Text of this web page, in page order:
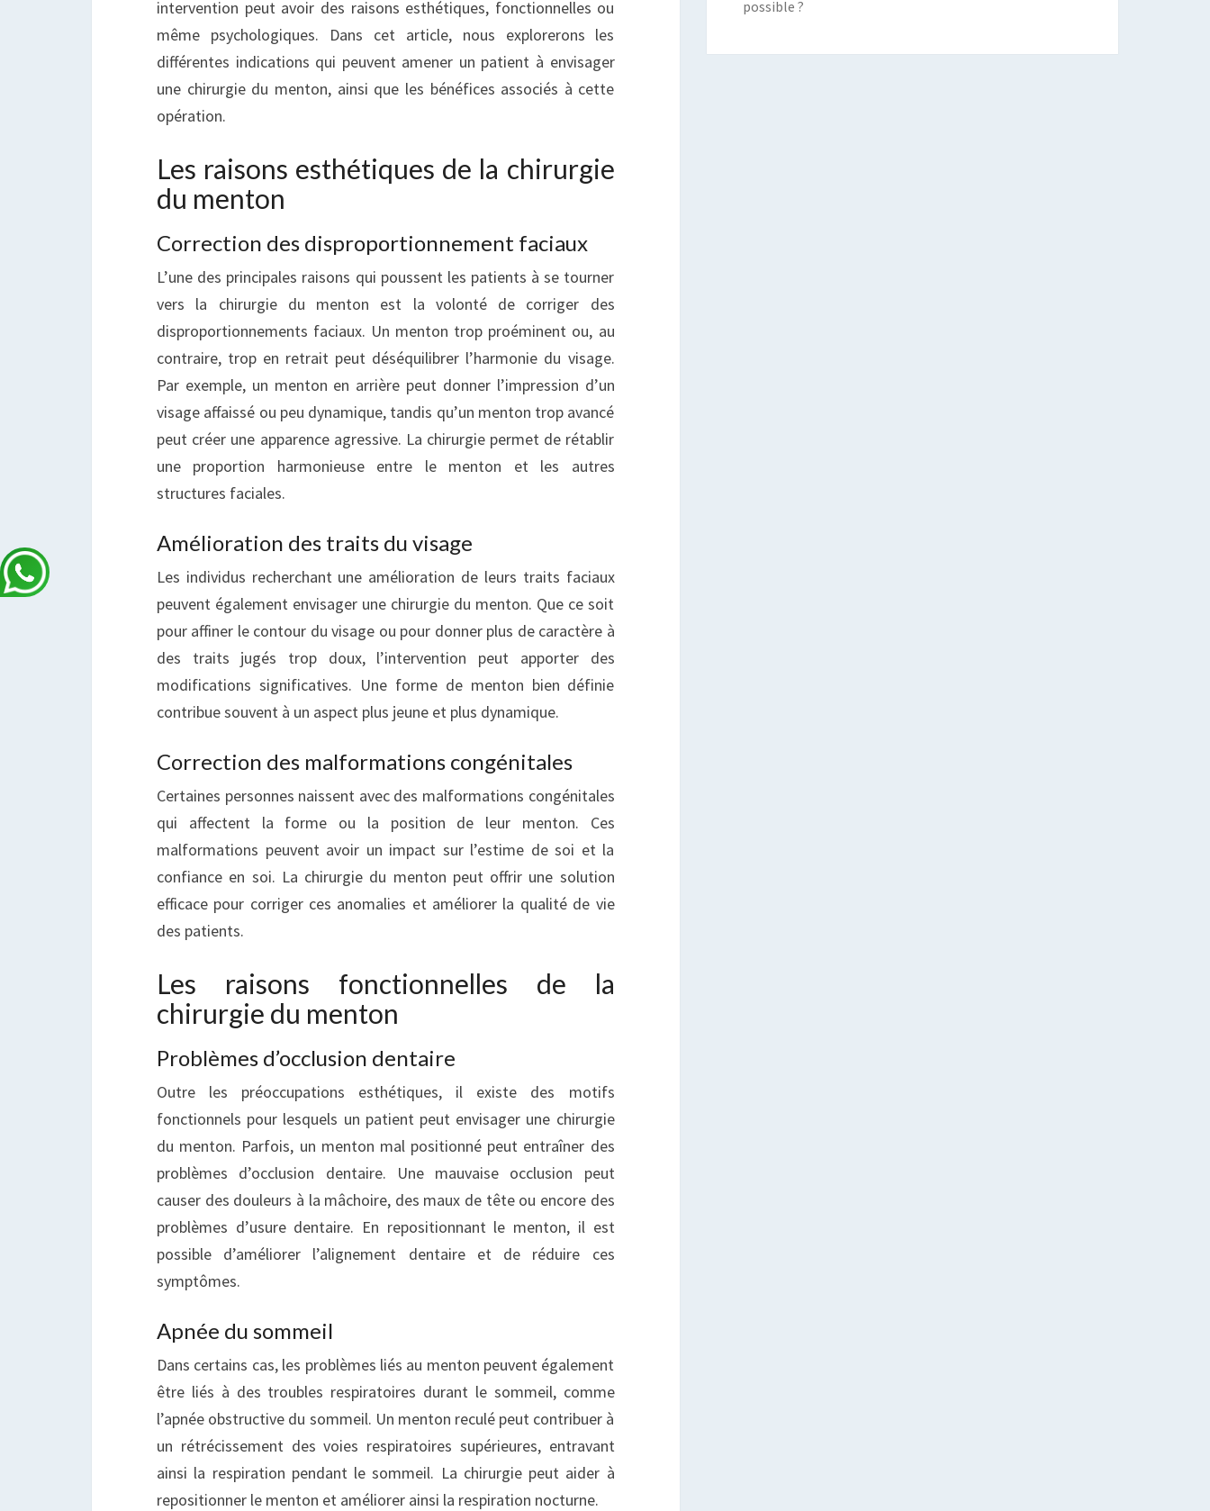
intervention peut avoir des raisons esthétiques, fonctionnelles ou
même psychologiques. Dans cet article, nous explorerons les
différentes indications qui peuvent amener un patient à envisager
une chirurgie du menton, ainsi que les bénéfices associés à cette
opération.
Les raisons esthétiques de la chirurgie
du menton
Correction des disproportionnement faciaux
L’une des principales raisons qui poussent les patients à se tourner
vers la chirurgie du menton est la volonté de corriger des
disproportionnements faciaux. Un menton trop proéminent ou, au
contraire, trop en retrait peut déséquilibrer l’harmonie du visage.
Par exemple, un menton en arrière peut donner l’impression d’un
visage affaissé ou peu dynamique, tandis qu’un menton trop avancé
peut créer une apparence agressive. La chirurgie permet de rétablir
une proportion harmonieuse entre le menton et les autres
structures faciales.
Amélioration des traits du visage
Les individus recherchant une amélioration de leurs traits faciaux
peuvent également envisager une chirurgie du menton. Que ce soit
pour affiner le contour du visage ou pour donner plus de caractère à
des traits jugés trop doux, l’intervention peut apporter des
modifications significatives. Une forme de menton bien définie
contribue souvent à un aspect plus jeune et plus dynamique.
Correction des malformations congénitales
Certaines personnes naissent avec des malformations congénitales
qui affectent la forme ou la position de leur menton. Ces
malformations peuvent avoir un impact sur l’estime de soi et la
confiance en soi. La chirurgie du menton peut offrir une solution
efficace pour corriger ces anomalies et améliorer la qualité de vie
des patients.
Les raisons fonctionnelles de la
chirurgie du menton
Problèmes d’occlusion dentaire
Outre les préoccupations esthétiques, il existe des motifs
fonctionnels pour lesquels un patient peut envisager une chirurgie
du menton. Parfois, un menton mal positionné peut entraîner des
problèmes d’occlusion dentaire. Une mauvaise occlusion peut
causer des douleurs à la mâchoire, des maux de tête ou encore des
problèmes d’usure dentaire. En repositionnant le menton, il est
possible d’améliorer l’alignement dentaire et de réduire ces
symptômes.
Apnée du sommeil
Dans certains cas, les problèmes liés au menton peuvent également
être liés à des troubles respiratoires durant le sommeil, comme
l’apnée obstructive du sommeil. Un menton reculé peut contribuer à
un rétrécissement des voies respiratoires supérieures, entravant
ainsi la respiration pendant le sommeil. La chirurgie peut aider à
repositionner le menton et améliorer ainsi la respiration nocturne.
possible ?